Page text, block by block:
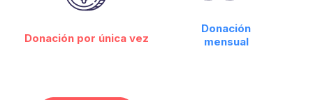
Donación por única vez
Donación
mensual